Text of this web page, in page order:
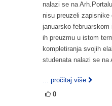
nalazi se na
nisu preuzeli zapisnike
januarsko-
ih preuzmu u istom
kompletiranja svojih
studenata nalazi se na
... pročitaj više
0